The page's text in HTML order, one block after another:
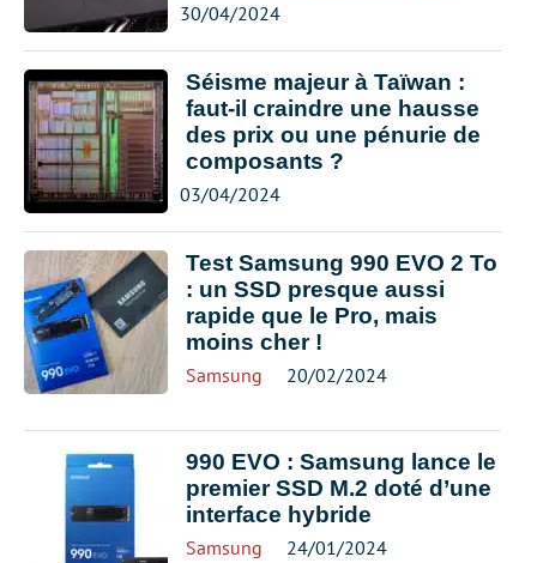
30/04/2024
Séisme majeur à Taïwan :
faut-il craindre une hausse
des prix ou une pénurie de
composants ?
03/04/2024
Test Samsung 990 EVO 2 To
: un SSD presque aussi
rapide que le Pro, mais
moins cher !
Samsung 20/02/2024
990 EVO : Samsung lance le
premier SSD M.2 doté d’une
interface hybride
Samsung 24/01/2024